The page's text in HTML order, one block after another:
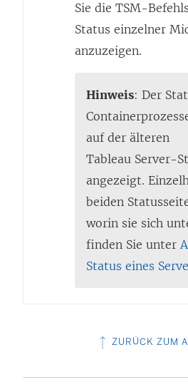
Sie die TSM-
Status einzelner
anzuzeigen.
Hinweis: Der
auf der älteren
Tableau Server-
angezeigt.
beiden
worin sie sich
finden Sie unter
Status eines
ZURÜCK ZUM